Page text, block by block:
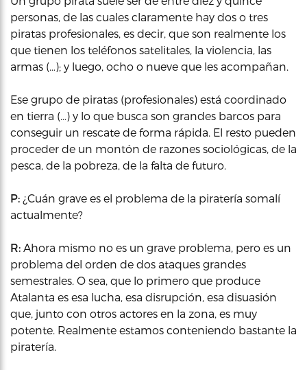
personas, de las cuales claramente hay dos o tres
piratas profesionales, es decir, que son realmente los
que tienen los teléfonos satelitales, la violencia, las
armas (…); y luego, ocho o nueve que les acompañan.
Ese grupo de piratas (profesionales) está coordinado
en tierra (…) y lo que busca son grandes barcos para
conseguir un rescate de forma rápida. El resto pueden
proceder de un montón de razones sociológicas, de la
pesca, de la pobreza, de la falta de futuro.
P: ¿Cuán grave es el problema de la piratería somalí
actualmente?
R: Ahora mismo no es un grave problema, pero es un
problema del orden de dos ataques grandes
semestrales. O sea, que lo primero que produce
Atalanta es esa lucha, esa disrupción, esa disuasión
que, junto con otros actores en la zona, es muy
potente. Realmente estamos conteniendo bastante la
piratería.